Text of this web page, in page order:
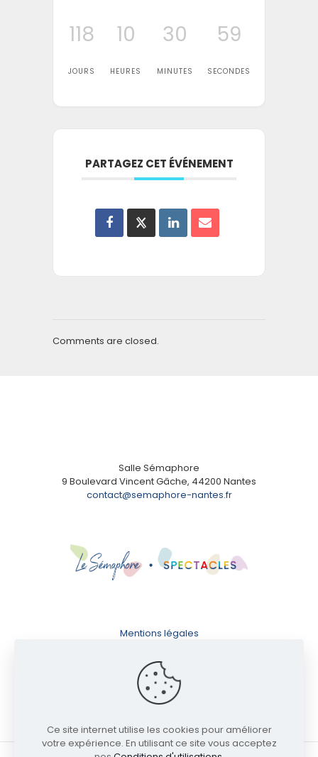
118
JOURS
10
HEURES
30
MINUTES
59
SECONDES
PARTAGEZ CET ÉVÉNEMENT
Comments are closed.
Salle Sémaphore
9 Boulevard Vincent Gâche, 44200 Nantes
contact@semaphore-nantes.fr
Mentions légales
Politique de confidentialité
Ce site internet utilise les cookies pour améliorer
votre expérience. En utilisant ce site vous acceptez